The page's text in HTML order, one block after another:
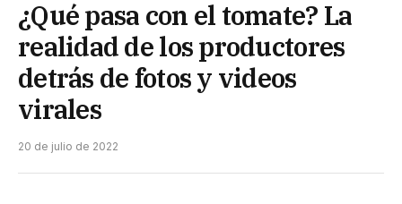
¿Qué pasa con el tomate? La
realidad de los productores
detrás de fotos y videos
virales
20 de julio de 2022